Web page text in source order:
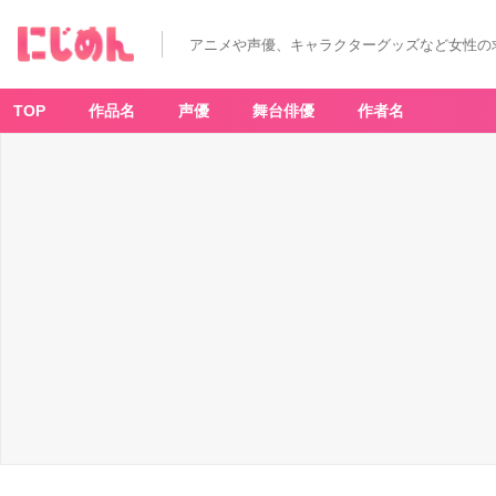
アニメや声優、キャラクターグッズなど女性
TOP 作品名 声優 舞台俳優 作者名